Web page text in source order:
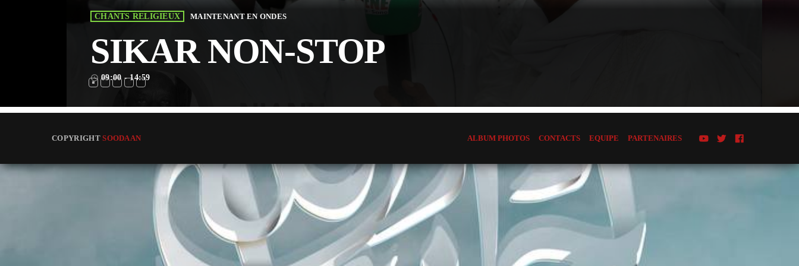
CHANTS RELIGIEUX MAINTENANT EN ONDES
SIKAR NON-STOP
access_time 09:00 - 14:59
COPYRIGHTSOODAAN ALBUM PHOTOS CONTACTS EQUIPE PARTENAIRES